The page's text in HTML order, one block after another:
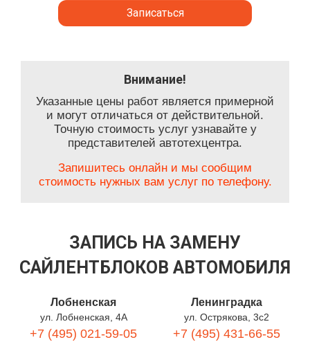
Записаться
Внимание!
Указанные цены работ является примерной
и могут отличаться от действительной.
Точную стоимость услуг узнавайте у
представителей автотехцентра.
Запишитесь онлайн и мы сообщим
стоимость нужных вам услуг по телефону.
ЗАПИСЬ НА ЗАМЕНУ
САЙЛЕНТБЛОКОВ АВТОМОБИЛЯ
Лобненская
ул. Лобненская, 4А
+7 (495) 021-59-05
Ленинградка
ул. Острякова, 3с2
+7 (495) 431-66-55